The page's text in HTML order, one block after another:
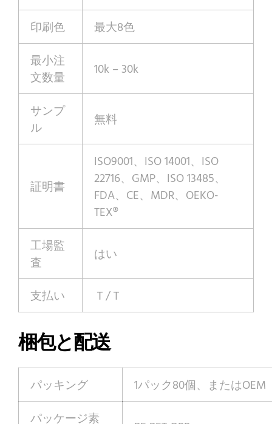
印刷色
最大8色
最小注
文数量
10k – 30k
サンプ
ル
無料
証明書
ISO9001、ISO 14001、ISO
22716、GMP、ISO 13485、
FDA、CE、MDR、OEKO-
TEX®
工場監
査
はい
支払い Ｔ/Ｔ
梱包と配送
パッキング
1パック80個、またはOEM
パッケージ素